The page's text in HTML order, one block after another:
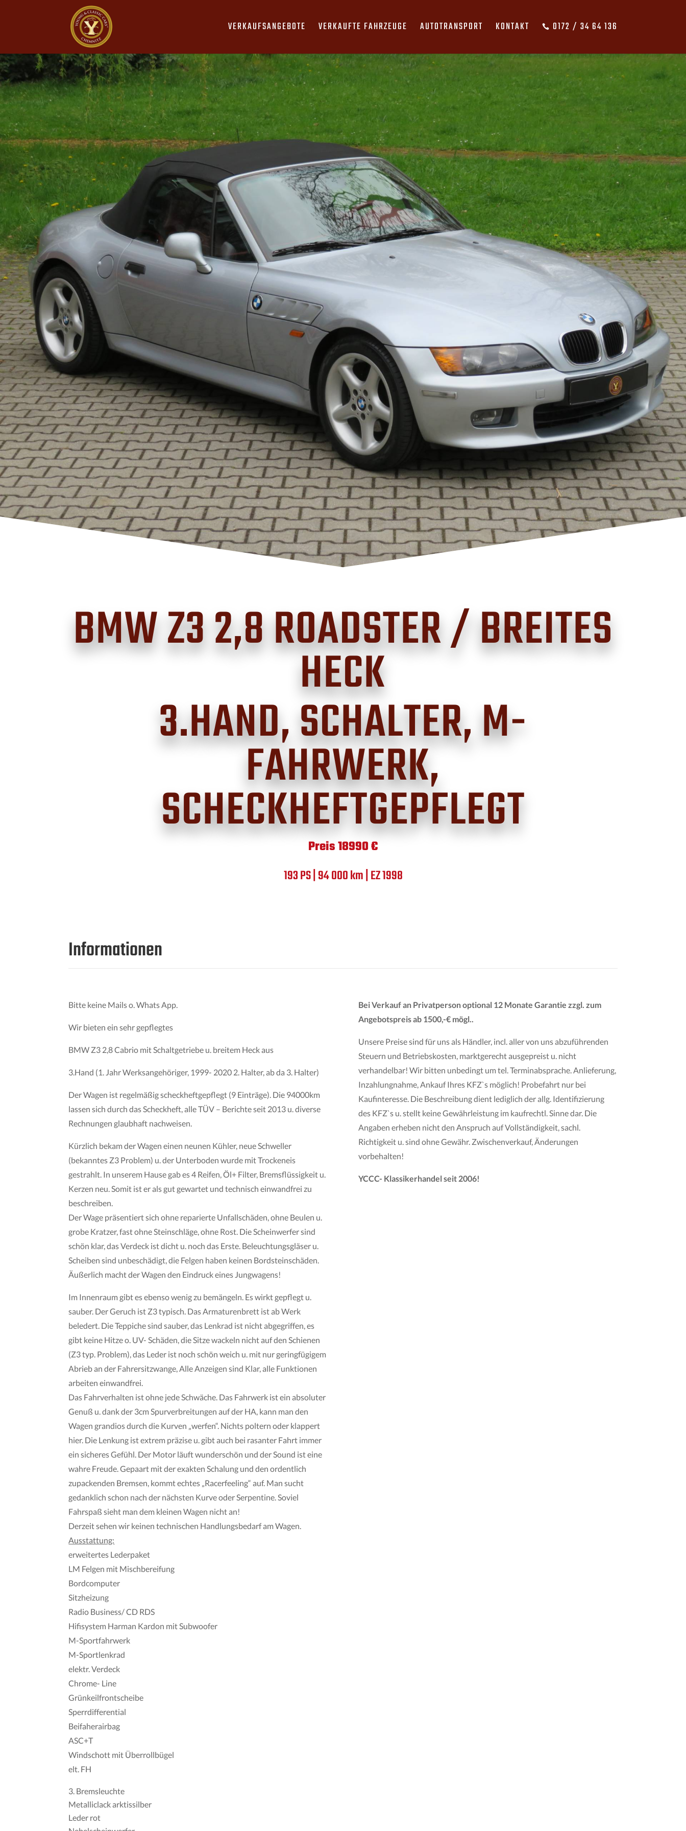
VERKAUFSANGEBOTE VERKAUFTE FAHRZEUGE AUTOTRANSPORT KONTAKT  0172 / 34 64 136
BMW Z3 2,8 ROADSTER / BREITES
HECK
3.HAND, SCHALTER, M-
FAHRWERK,
SCHECKHEFTGEPFLEGT
Preis 18990 €
193 PS | 94 000 km | EZ 1998
Informationen
Bitte keine Mails o. Whats App.
Wir bieten ein sehr gepflegtes
BMW Z3 2,8 Cabrio mit Schaltgetriebe u. breitem Heck aus
3.Hand (1. Jahr Werksangehöriger, 1999- 2020 2. Halter, ab da 3. Halter)
Der Wagen ist regelmäßig scheckheftgepflegt (9 Einträge). Die 94000km
lassen sich durch das Scheckheft, alle TÜV – Berichte seit 2013 u. diverse
Rechnungen glaubhaft nachweisen.
Kürzlich bekam der Wagen einen neunen Kühler, neue Schweller
(bekanntes Z3 Problem) u. der Unterboden wurde mit Trockeneis
gestrahlt. In unserem Hause gab es 4 Reifen, Öl+ Filter, Bremsflüssigkeit u.
Kerzen neu. Somit ist er als gut gewartet und technisch einwandfrei zu
beschreiben.
Der Wage präsentiert sich ohne reparierte Unfallschäden, ohne Beulen u.
grobe Kratzer, fast ohne Steinschläge, ohne Rost. Die Scheinwerfer sind
schön klar, das Verdeck ist dicht u. noch das Erste. Beleuchtungsgläser u.
Scheiben sind unbeschädigt, die Felgen haben keinen Bordsteinschäden.
Äußerlich macht der Wagen den Eindruck eines Jungwagens!
Im Innenraum gibt es ebenso wenig zu bemängeln. Es wirkt gepflegt u.
sauber. Der Geruch ist Z3 typisch. Das Armaturenbrett ist ab Werk
beledert. Die Teppiche sind sauber, das Lenkrad ist nicht abgegriffen, es
gibt keine Hitze o. UV- Schäden, die Sitze wackeln nicht auf den Schienen
(Z3 typ. Problem), das Leder ist noch schön weich u. mit nur geringfügigem
Abrieb an der Fahrersitzwange, Alle Anzeigen sind Klar, alle Funktionen
arbeiten einwandfrei.
Das Fahrverhalten ist ohne jede Schwäche. Das Fahrwerk ist ein absoluter
Genuß u. dank der 3cm Spurverbreitungen auf der HA, kann man den
Wagen grandios durch die Kurven „werfen“. Nichts poltern oder klappert
hier. Die Lenkung ist extrem präzise u. gibt auch bei rasanter Fahrt immer
ein sicheres Gefühl. Der Motor läuft wunderschön und der Sound ist eine
wahre Freude. Gepaart mit der exakten Schalung und den ordentlich
zupackenden Bremsen, kommt echtes „Racerfeeling“ auf. Man sucht
gedanklich schon nach der nächsten Kurve oder Serpentine. Soviel
Fahrspaß sieht man dem kleinen Wagen nicht an!
Derzeit sehen wir keinen technischen Handlungsbedarf am Wagen.
Ausstattung:
erweitertes Lederpaket
LM Felgen mit Mischbereifung
Bordcomputer
Sitzheizung
Radio Business/ CD RDS
Hifisystem Harman Kardon mit Subwoofer
M-Sportfahrwerk
M-Sportlenkrad
elektr. Verdeck
Chrome- Line
Grünkeilfrontscheibe
Sperrdifferential
Beifaherairbag
ASC+T
Windschott mit Überrollbügel
elt. FH
Bremsleuchte
Metalliclack arktissilber
Leder rot
Bei Verkauf an Privatperson optional 12 Monate Garantie zzgl. zum
Angebotspreis ab 1500,-€ mögl..
Unsere Preise sind für uns als Händler, incl. aller von uns abzuführenden
Steuern und Betriebskosten, marktgerecht ausgepreist u. nicht
verhandelbar! Wir bitten unbedingt um tel. Terminabsprache. Anlieferung,
Inzahlungnahme, Ankauf Ihres KFZ`s möglich! Probefahrt nur bei
Kaufinteresse. Die Beschreibung dient lediglich der allg. Identifizierung
des KFZ`s u. stellt keine Gewährleistung im kaufrechtl. Sinne dar. Die
Angaben erheben nicht den Anspruch auf Vollständigkeit, sachl.
Richtigkeit u. sind ohne Gewähr. Zwischenverkauf, Änderungen
vorbehalten!
YCCC- Klassikerhandel seit 2006!